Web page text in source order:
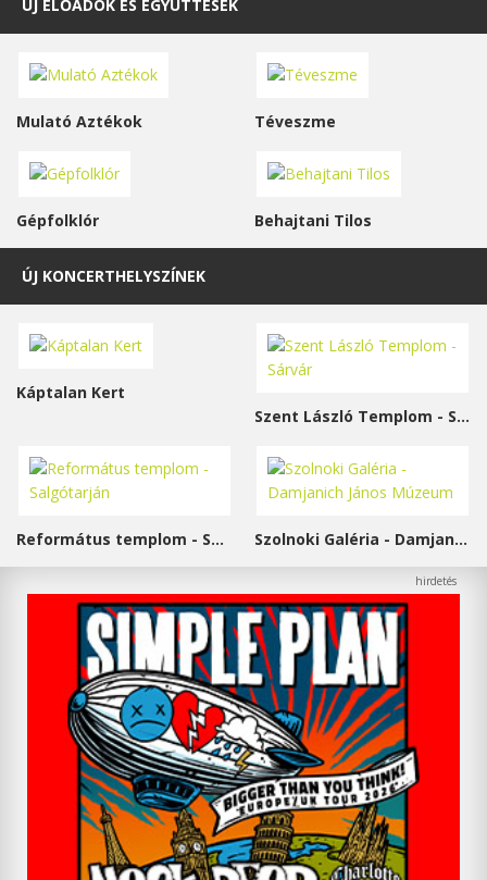
ÚJ ELŐADÓK ÉS EGYÜTTESEK
Mulató Aztékok Téveszme
Gépfolklór Behajtani Tilos
ÚJ KONCERTHELYSZÍNEK
Káptalan Kert
Szent László Templom - Sárvár
Református templom - Salgótarján Szolnoki Galéria - Damjanich János Múzeum